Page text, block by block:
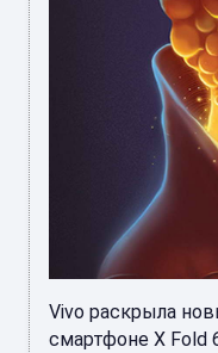
Vivo раскрыла
смартфоне X Fold